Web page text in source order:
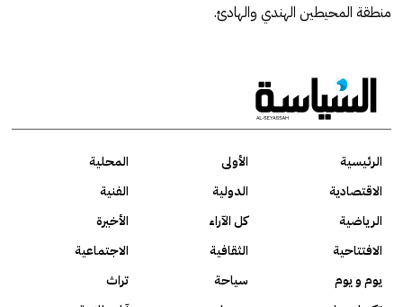
منطقة المحيطين الهندي والهادئ.
الرئيسية الأولى
المحلية
الاقتصادية
الدولية
الفنية
الرياضية
كل الآراء
الأخيرة
الافتتاحية
الثقافية
الاجتماعية
يوم و يوم
سياحة
تراث